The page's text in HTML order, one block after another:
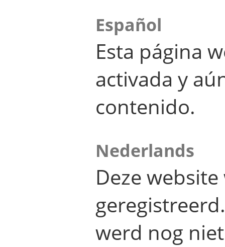
Español
Esta página
activada y
contenido.
Nederlands
Deze
werd nog